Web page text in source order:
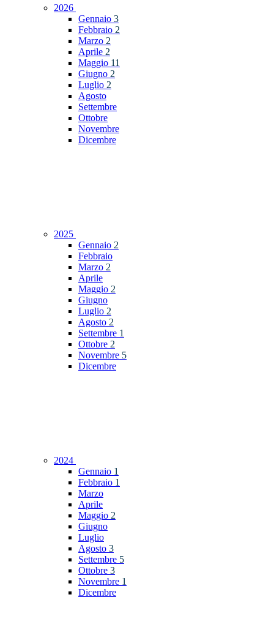
2026
Gennaio 3
Febbraio 2
Marzo 2
Aprile 2
Maggio 11
Giugno 2
Luglio 2
Agosto
Settembre
Ottobre
Novembre
Dicembre
2025
Gennaio 2
Febbraio
Marzo 2
Aprile
Maggio 2
Giugno
Luglio 2
Agosto 2
Settembre 1
Ottobre 2
Novembre 5
Dicembre
2024
Gennaio 1
Febbraio 1
Marzo
Aprile
Maggio 2
Giugno
Luglio
Agosto 3
Settembre 5
Ottobre 3
Novembre 1
Dicembre